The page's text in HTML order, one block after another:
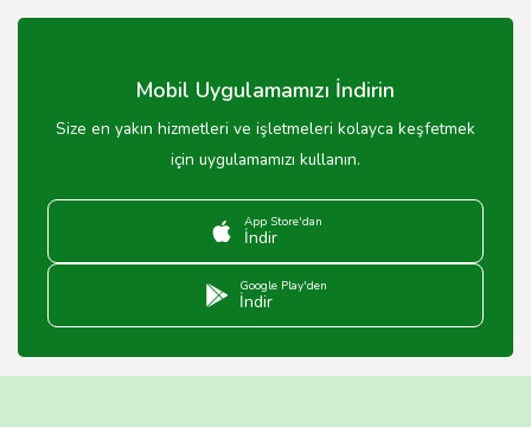
önlemleri ve gözetim gibi faktörlere dikkat edilmelidir.
Mobil Uygulamamızı İndirin
Size en yakın hizmetleri ve işletmeleri kolayca keşfetmek
için uygulamamızı kullanın.
App Store'dan
İndir
Google Play'den
İndir